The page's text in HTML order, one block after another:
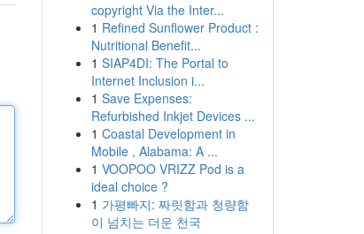
copyright Via the Inter...
1 Refined Sunflower Product :
Nutritional Benefit...
1 SIAP4DI: The Portal to
Internet Inclusion i...
1 Save Expenses:
Refurbished Inkjet Devices ...
1 Coastal Development in
Mobile , Alabama: A ...
1 VOOPOO VRIZZ Pod is a
ideal choice ?
1 가평빠지: 짜릿함과 청량함
이 넘치는 더운 천국